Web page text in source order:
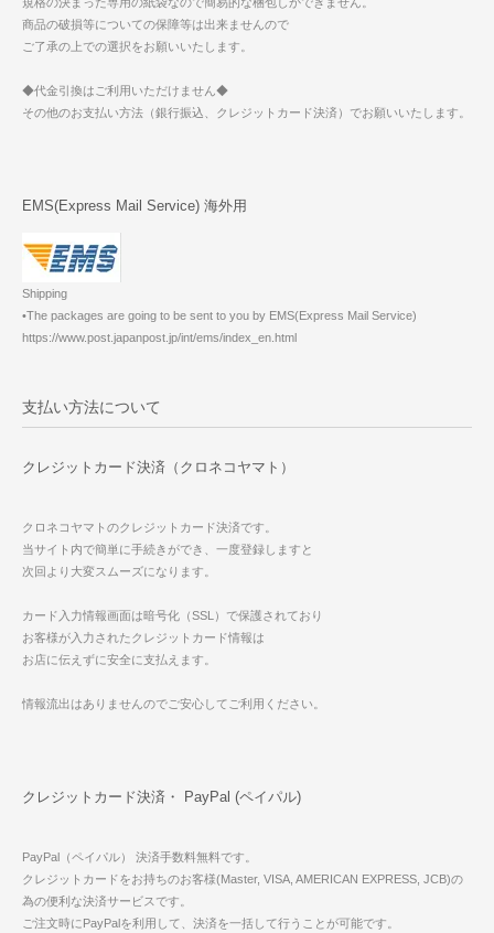
商品の破損等についての保障等は出来ませんので
ご了承の上での選択をお願いいたします。
◆代金引換はご利用いただけません◆
その他のお支払い方法（銀行振込、クレジットカード決済）でお願いいたします。
EMS(Express Mail Service) 海外用
Shipping
•The packages are going to be sent to you by EMS(Express Mail Service)
https://www.post.japanpost.jp/int/ems/index_en.html
支払い方法について
クレジットカード決済（クロネコヤマト）
クロネコヤマトのクレジットカード決済です。
当サイト内で簡単に手続きができ、一度登録しますと
次回より大変スムーズになります。
カード入力情報画面は暗号化（SSL）で保護されており
お客様が入力されたクレジットカード情報は
お店に伝えずに安全に支払えます。
情報流出はありませんのでご安心してご利用ください。
クレジットカード決済・ PayPal (ペイパル)
PayPal（ペイパル） 決済手数料無料です。
クレジットカードをお持ちのお客様(Master, VISA, AMERICAN EXPRESS, JCB)の
為の便利な決済サービスです。
ご注文時にPayPalを利用して、決済を一括して行うことが可能です。